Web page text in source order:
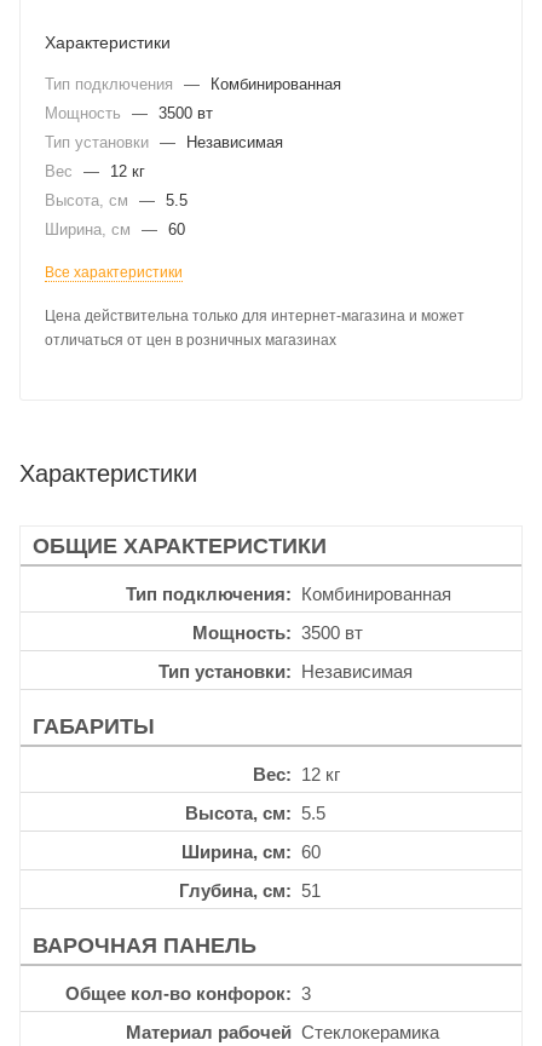
Характеристики
Тип подключения —
Комбинированная
Мощность
— 3500 вт
Тип установки —
Независимая
Вес
—
12 кг
Высота, см
— 5.5
Ширина, см
— 60
Все характеристики
Цена действительна только для интернет-магазина и может
отличаться от цен в розничных магазинах
Характеристики
ОБЩИЕ ХАРАКТЕРИСТИКИ
Тип подключения
Комбинированная
Мощность
3500 вт
Тип установки
Независимая
ГАБАРИТЫ
Вес
12 кг
Высота, см
5.5
Ширина, см
60
Глубина, см
51
ВАРОЧНАЯ ПАНЕЛЬ
Общее кол-во конфорок
3
Материал рабочей Стеклокерамика